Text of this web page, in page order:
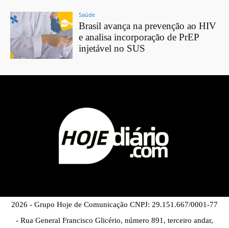
Saúde
Brasil avança na prevenção ao HIV
e analisa incorporação de PrEP
injetável no SUS
2026 - Grupo Hoje de Comunicação CNPJ: 29.151.667/0001-77
- Rua General Francisco Glicério, número 891, terceiro andar,